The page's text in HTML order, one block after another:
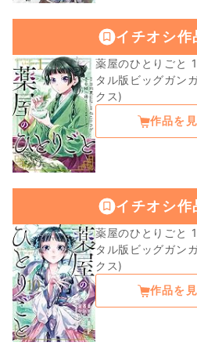
イチオシ作
薬屋のひとりごと
タル版ビッグガン
クス)
作品を
イチオシ作
薬屋のひとりごと
タル版ビッグガン
クス)
作品を